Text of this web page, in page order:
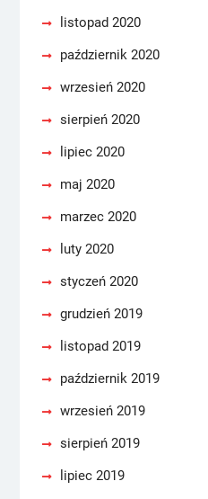
listopad 2020
październik 2020
wrzesień 2020
sierpień 2020
lipiec 2020
maj 2020
marzec 2020
luty 2020
styczeń 2020
grudzień 2019
listopad 2019
październik 2019
wrzesień 2019
sierpień 2019
lipiec 2019